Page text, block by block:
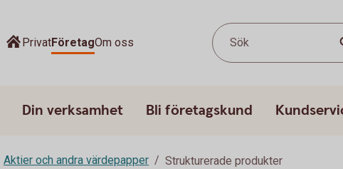
PrivatFöretagOm oss Sök
Din verksamhet Bli företagskund
Aktier och andra värdepapper Strukturerade produkter